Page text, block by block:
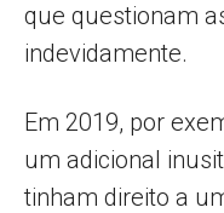
que questionam
indevidamente.
Em 2019, por
um adicional
tinham direito a